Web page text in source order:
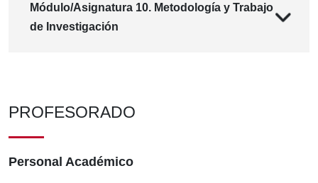
Módulo/Asignatura 10. Metodología y Trabajo
de Investigación
PROFESORADO
Personal Académico